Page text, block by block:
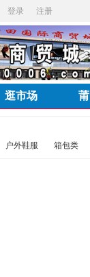
登录 注册
逛市场
户外鞋服 箱包类